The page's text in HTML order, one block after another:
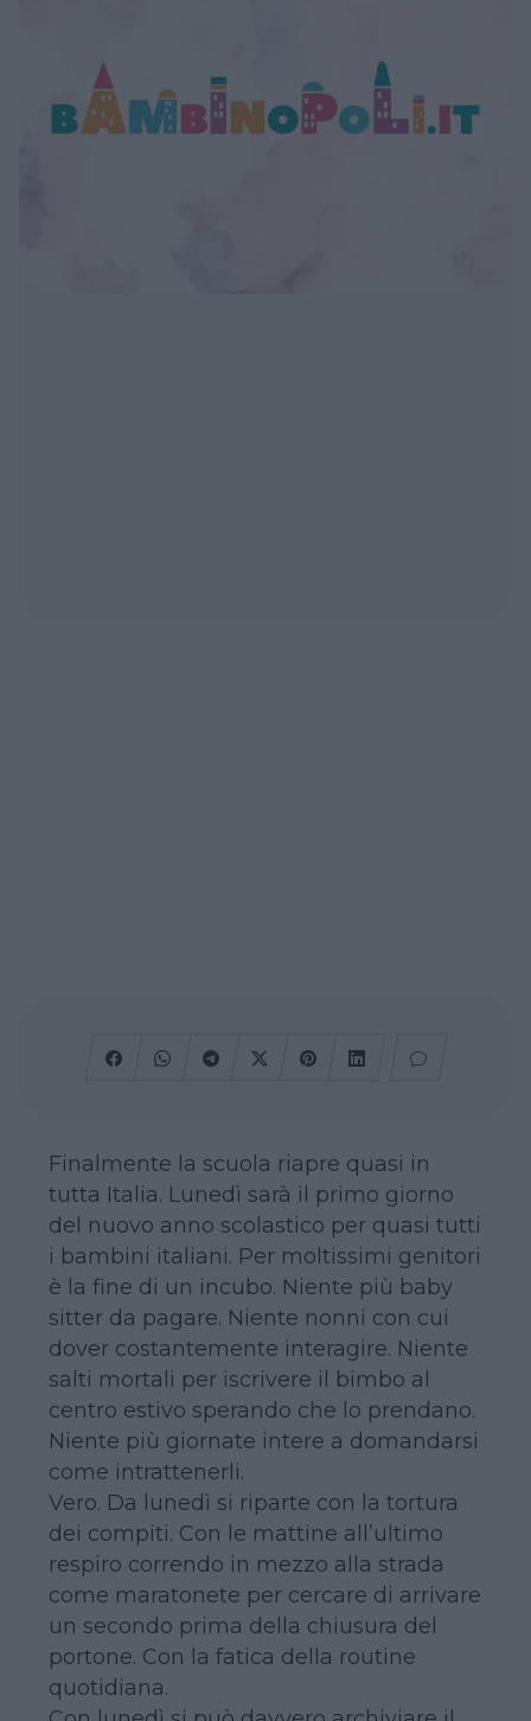
Finalmente la scuola riapre quasi in
tutta Italia. Lunedì sarà il primo giorno
del nuovo anno scolastico per quasi tutti
i bambini italiani. Per moltissimi genitori
è la fine di un incubo. Niente più baby
sitter da pagare. Niente nonni con cui
dover costantemente interagire. Niente
salti mortali per iscrivere il bimbo al
centro estivo sperando che lo prendano.
Niente più giornate intere a domandarsi
come intrattenerli.
Vero. Da lunedì si riparte con la tortura
dei compiti. Con le mattine all’ultimo
respiro correndo in mezzo alla strada
come maratonete per cercare di arrivare
un secondo prima della chiusura del
portone. Con la fatica della routine
quotidiana.